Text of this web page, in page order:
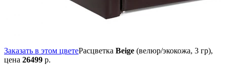
Заказать в этом цветеРасцветка Beige (велюр/экокожа, 3 гр),
цена 26499 р.